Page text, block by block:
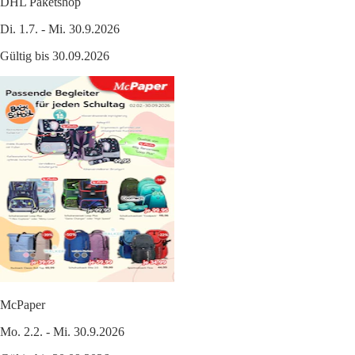
Di. 1.7. - Mi. 30.9.2026
Gültig bis 30.09.2026
McPaper
Mo. 2.2. - Mi. 30.9.2026